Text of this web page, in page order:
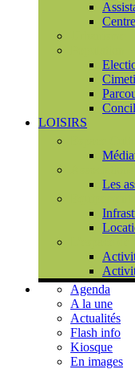
LOISIRS
Les
Agenda
A la une
Actualités
Flash info
Kiosque
En images